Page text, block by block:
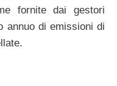
fornite dai gestori
annuo di emissioni di